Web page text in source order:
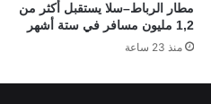
مطار الرباط–سلا يستقبل أكثر من
1,2 مليون مسافر في ستة أشهر
منذ 23 ساعة